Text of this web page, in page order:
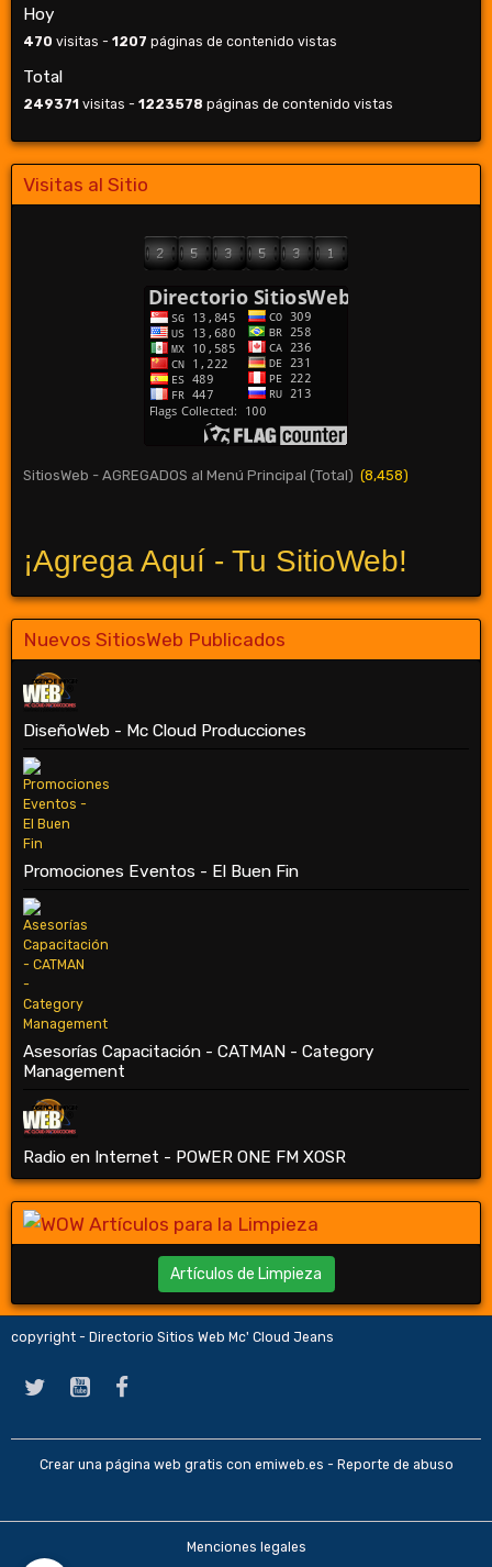
Hoy
470 visitas - 1207 páginas de contenido vistas
Total
249371 visitas - 1223578 páginas de contenido vistas
Visitas al Sitio
SitiosWeb - AGREGADOS al Menú Principal (Total) (8,458)
¡Agrega Aquí - Tu SitioWeb!
Nuevos SitiosWeb Publicados
DiseñoWeb - Mc Cloud Producciones
Promociones Eventos - El Buen Fin
Asesorías Capacitación - CATMAN - Category
Management
Radio en Internet - POWER ONE FM XOSR
Artículos de Limpieza
copyright - Directorio Sitios Web Mc' Cloud Jeans
Crear una página web gratis con emiweb.es - Reporte de abuso
Menciones legales